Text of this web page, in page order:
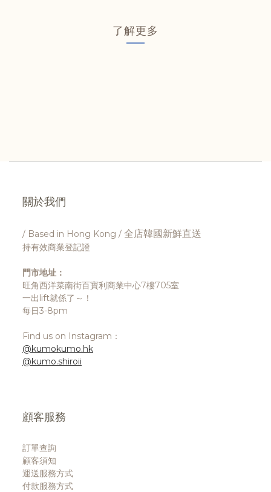
了解更多
關於我們
/ Based in Hong Kong / 全店韓國新鮮直送
持有效商業登記證
門市地址：
旺角西洋菜南街百寶利商業中心7樓705室
一出lift就係了～！
每日3-8pm
Find us on Instagram：
@kumokumo.hk
@kumo.shiroii
顧客服務
訂單查詢
顧客須知
運送服務方式
付款服務方式